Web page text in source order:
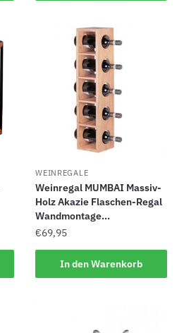
WEINREGALE
Weinregal MUMBAI Massiv-
Holz Akazie Flaschen-Regal
Wandmontage...
€69,95
In den Warenkorb